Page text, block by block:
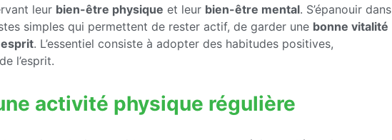
leur bien-être physique et leur bien-être mental. S’épanouir dans
simples qui permettent de rester actif, de garder une bonne vitalité
. L’essentiel consiste à adopter des habitudes positives,
l’esprit.
activité physique régulière